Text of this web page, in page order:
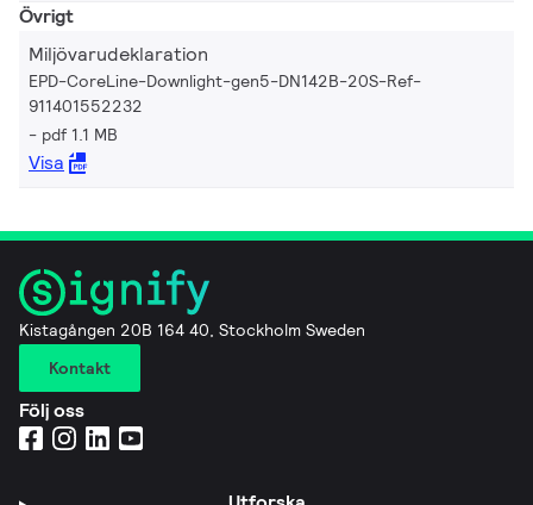
Övrigt
Miljövarudeklaration
EPD-CoreLine-Downlight-gen5-DN142B-20S-Ref-
911401552232
pdf 1.1 MB
Visa
Kistagången 20B 164 40, Stockholm Sweden
Kontakt
Följ oss